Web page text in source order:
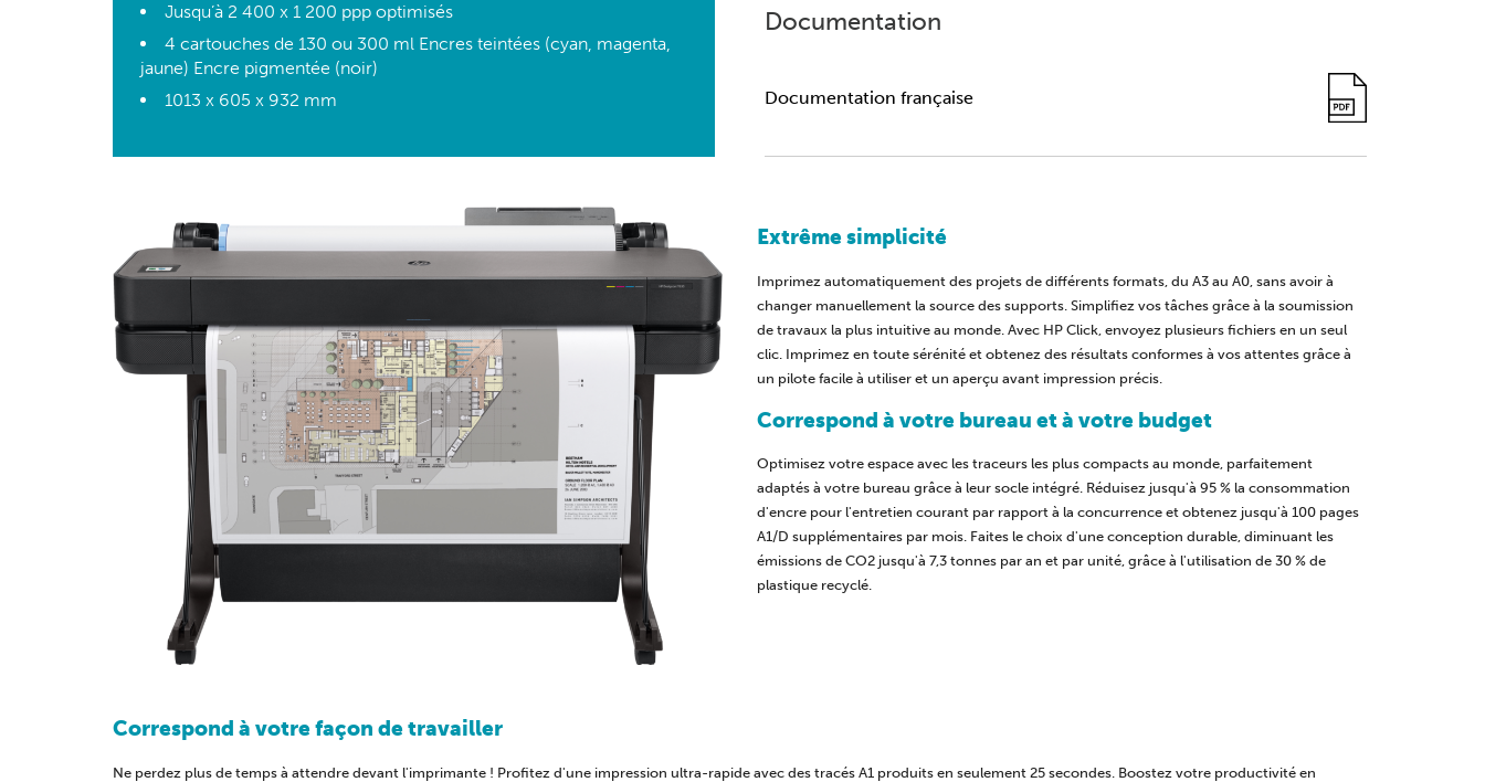
Jusqu’à 2 400 x 1 200 ppp optimisés
4 cartouches de 130 ou 300 ml Encres teintées (cyan, magenta,
jaune) Encre pigmentée (noir)
1013 x 605 x 932 mm
Documentation
Documentation française
Extrême simplicité
Imprimez automatiquement des projets de différents formats, du A3 au A0, sans avoir à
changer manuellement la source des supports. Simplifiez vos tâches grâce à la soumission
de travaux la plus intuitive au monde. Avec HP Click, envoyez plusieurs fichiers en un seul
clic. Imprimez en toute sérénité et obtenez des résultats conformes à vos attentes grâce à
un pilote facile à utiliser et un aperçu avant impression précis.
Correspond à votre bureau et à votre budget
Optimisez votre espace avec les traceurs les plus compacts au monde, parfaitement
adaptés à votre bureau grâce à leur socle intégré. Réduisez jusqu'à 95 % la consommation
d'encre pour l'entretien courant par rapport à la concurrence et obtenez jusqu'à 100 pages
A1/D supplémentaires par mois. Faites le choix d'une conception durable, diminuant les
émissions de CO2 jusqu'à 7,3 tonnes par an et par unité, grâce à l'utilisation de 30 % de
plastique recyclé.
Correspond à votre façon de travailler
Ne perdez plus de temps à attendre devant l'imprimante ! Profitez d'une impression ultra-rapide avec des tracés A1 produits en seulement 25 secondes. Boostez votre productivité en